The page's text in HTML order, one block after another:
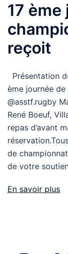
17
reçoit
Présentation
ème journée
@asstf.rugby
René Boeuf,
repas d’avant
de
de votre
En savoir plus